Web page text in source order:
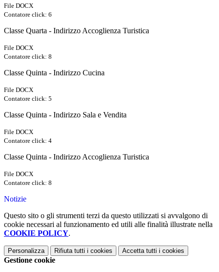
File DOCX
Contatore click: 6
Classe Quarta - Indirizzo Accoglienza Turistica
File DOCX
Contatore click: 8
Classe Quinta - Indirizzo Cucina
File DOCX
Contatore click: 5
Classe Quinta - Indirizzo Sala e Vendita
File DOCX
Contatore click: 4
Classe Quinta - Indirizzo Accoglienza Turistica
File DOCX
Contatore click: 8
Notizie
Questo sito o gli strumenti terzi da questo utilizzati si avvalgono di
cookie necessari al funzionamento ed utili alle finalità illustrate nella
COOKIE POLICY.
Personalizza Rifiuta tutti i cookies Accetta tutti i cookies
Gestione cookie